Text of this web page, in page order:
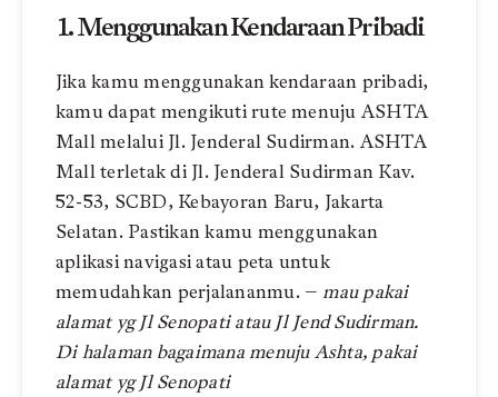
1. Menggunakan Kendaraan Pribadi
Jika kamu menggunakan kendaraan pribadi,
kamu dapat mengikuti rute menuju ASHTA
Mall melalui Jl. Jenderal Sudirman. ASHTA
Mall terletak di Jl. Jenderal Sudirman Kav.
52-53, SCBD, Kebayoran Baru, Jakarta
Selatan. Pastikan kamu menggunakan
aplikasi navigasi atau peta untuk
memudahkan perjalananmu. –mau pakai
alamat yg Jl Senopati atau Jl Jend Sudirman.
Di halaman bagaimana menuju Ashta, pakai
alamat yg Jl Senopati